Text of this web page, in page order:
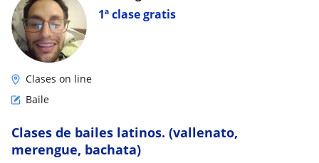
1ª clase gratis
Clases on line
Baile
Clases de bailes latinos. (vallenato,
merengue, bachata)